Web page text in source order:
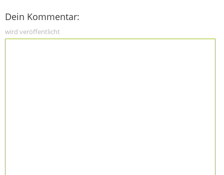
Dein Kommentar:
wird veröffentlicht